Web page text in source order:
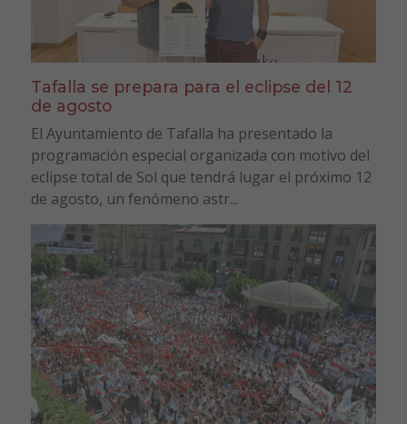
Tafalla se prepara para el eclipse del 12
de agosto
El Ayuntamiento de Tafalla ha presentado la
programación especial organizada con motivo del
eclipse total de Sol que tendrá lugar el próximo 12
de agosto, un fenómeno astr...